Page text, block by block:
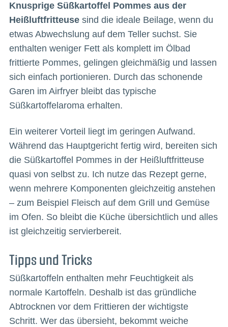
Knusprige Süßkartoffel Pommes aus der
Heißluftfritteusesind die ideale Beilage, wenn du
etwas Abwechslung auf dem Teller suchst. Sie
enthalten weniger Fett als komplett im Ölbad
frittierte Pommes, gelingen gleichmäßig und lassen
sich einfach portionieren. Durch das schonende
Garen im Airfryer bleibt das typische
Süßkartoffelaroma erhalten.
Ein weiterer Vorteil liegt im geringen Aufwand.
Während das Hauptgericht fertig wird, bereiten sich
die Süßkartoffel Pommes in der Heißluftfritteuse
quasi von selbst zu. Ich nutze das Rezept gerne,
wenn mehrere Komponenten gleichzeitig anstehen
– zum Beispiel Fleisch auf dem Grill und Gemüse
im Ofen. So bleibt die Küche übersichtlich und alles
ist gleichzeitig servierbereit.
Tipps und Tricks
Süßkartoffeln enthalten mehr Feuchtigkeit als
normale Kartoffeln. Deshalb ist das gründliche
Abtrocknen vor dem Frittieren der wichtigste
Schritt. Wer das übersieht, bekommt weiche